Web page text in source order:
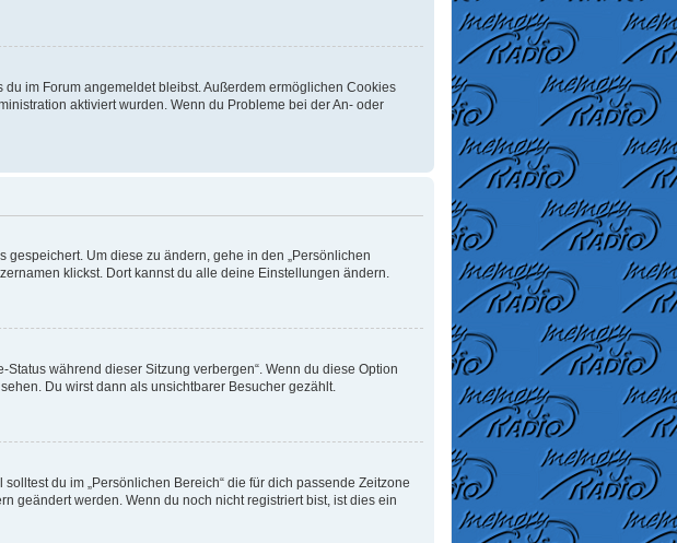
im Forum angemeldet bleibst. Außerdem ermöglichen Cookies
aktiviert wurden. Wenn du Probleme bei der An- oder
Um diese zu ändern, gehe in den „Persönlichen
klickst. Dort kannst du alle deine Einstellungen ändern.
während dieser Sitzung verbergen“. Wenn du diese Option
Du wirst dann als unsichtbarer Besucher gezählt.
du im „Persönlichen Bereich“ die für dich passende Zeitzone
geändert werden. Wenn du noch nicht registriert bist, ist dies ein